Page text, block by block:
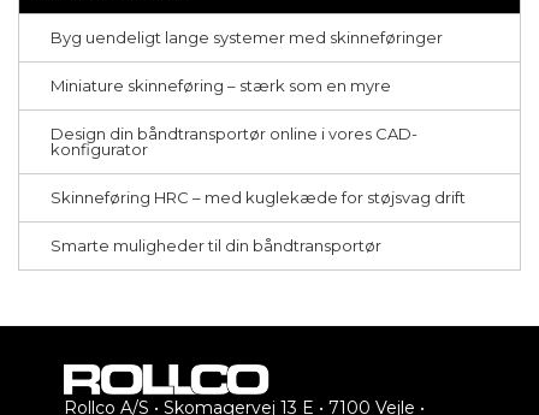
Byg uendeligt lange systemer med skinneføringer
Miniature skinneføring – stærk som en myre
Design din båndtransportør online i vores CAD-
konfigurator
Skinneføring HRC – med kuglekæde for støjsvag drift
Smarte muligheder til din båndtransportør
Rollco A/S • Skomagervej 13 E • 7100 Vejle •